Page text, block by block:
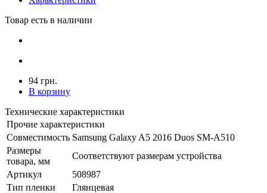
Товар есть в наличии
94 грн.
В корзину
Технические характеристики
Прочие характеристики
Совместимость Samsung Galaxy A5 2016 Duos SM-A510
Размеры
товара, мм
Соответствуют размерам устройства
Артикул
508987
Тип пленки
Глянцевая